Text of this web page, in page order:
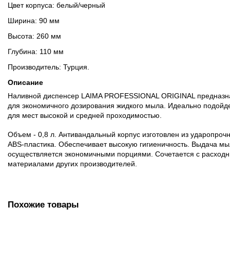
Цвет корпуса: белый/черный
Ширина: 90 мм
Высота: 260 мм
Глубина: 110 мм
Производитель: Турция.
Описание
Наливной диспенсер LAIMA PROFESSIONAL ORIGINAL
для экономичного дозирования жидкого мыла. Идеально
для мест высокой и средней проходимостью.
Объем - 0,8 л. Антивандальный корпус изготовлен из
ABS-пластика. Обеспечивает высокую гигиеничность. Выдача
осуществляется экономичными порциями. Сочетается с
материалами других производителей.
Похожие товары